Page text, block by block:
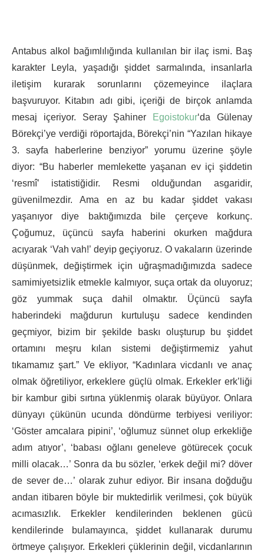
Antabus alkol bağımlılığında kullanılan bir ilaç ismi. Baş
karakter Leyla, yaşadığı şiddet sarmalında, insanlarla
iletişim kurarak sorunlarını çözemeyince ilaçlara
başvuruyor. Kitabın adı gibi, içeriği de birçok anlamda
mesaj içeriyor. Seray Şahiner
Egoistokur‘da Gülenay
Börekçi’ye verdiği röportajda, Börekçi’nin “Yazılan hikaye
3. sayfa haberlerine benziyor” yorumu üzerine şöyle
diyor: “Bu haberler memlekette yaşanan ev içi şiddetin
‘resmî’ istatistiğidir. Resmi olduğundan asgaridir,
güvenilmezdir. Ama en az bu kadar şiddet vakası
yaşanıyor diye baktığımızda bile çerçeve korkunç.
Çoğumuz, üçüncü sayfa haberini okurken mağdura
acıyarak ‘Vah vah!’ deyip geçiyoruz. O vakaların üzerinde
düşünmek, değiştirmek için uğraşmadığımızda sadece
samimiyetsizlik etmekle kalmıyor, suça ortak da oluyoruz;
göz yummak suça dahil olmaktır. Üçüncü sayfa
haberindeki mağdurun kurtuluşu sadece kendinden
geçmiyor, bizim bir şekilde baskı oluşturup bu şiddet
ortamını meşru kılan sistemi değiştirmemiz yahut
tıkamamız şart.” Ve ekliyor, “Kadınlara vicdanlı ve anaç
olmak öğretiliyor, erkeklere güçlü olmak. Erkekler erk’liği
bir kambur gibi sırtına yüklenmiş olarak büyüyor. Onlara
dünyayı çükünün ucunda döndürme terbiyesi veriliyor:
‘Göster amcalara pipini’, ‘oğlumuz sünnet olup erkekliğe
adım atıyor’, ‘babası oğlanı geneleve götürecek çocuk
milli olacak…’ Sonra da bu sözler, ‘erkek değil mi? döver
de sever de…’ olarak zuhur ediyor. Bir insana doğduğu
andan itibaren böyle bir muktedirlik verilmesi, çok büyük
acımasızlık. Erkekler kendilerinden beklenen gücü
kendilerinde bulamayınca, şiddet kullanarak durumu
örtmeye çalışıyor. Erkekleri çüklerinin değil, vicdanlarının